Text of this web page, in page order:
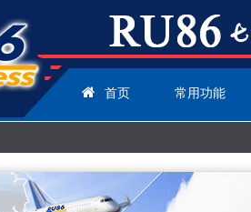
首页 常用功能